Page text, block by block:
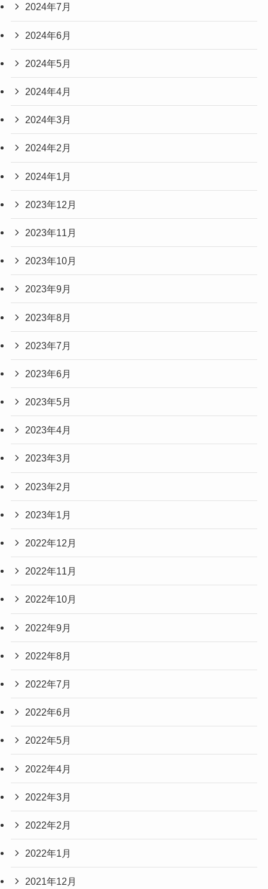
2024年7月
2024年6月
2024年5月
2024年4月
2024年3月
2024年2月
2024年1月
2023年12月
2023年11月
2023年10月
2023年9月
2023年8月
2023年7月
2023年6月
2023年5月
2023年4月
2023年3月
2023年2月
2023年1月
2022年12月
2022年11月
2022年10月
2022年9月
2022年8月
2022年7月
2022年6月
2022年5月
2022年4月
2022年3月
2022年2月
2022年1月
2021年12月